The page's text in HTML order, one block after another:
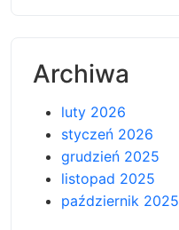
Archiwa
luty 2026
styczeń 2026
grudzień 2025
listopad 2025
październik 2025